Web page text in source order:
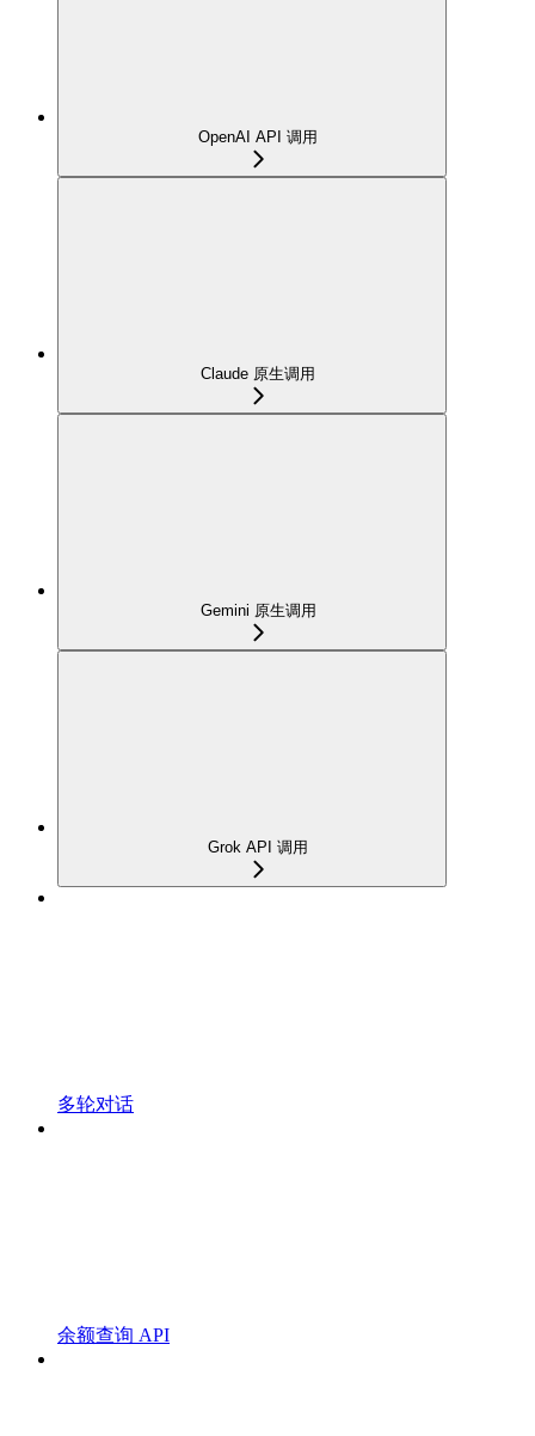
OpenAI API 调用
Claude 原生调用
Gemini 原生调用
Grok API 调用
多轮对话
余额查询 API